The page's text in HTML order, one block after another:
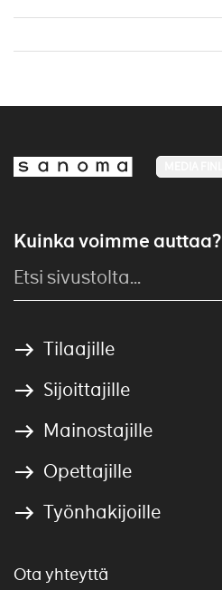
Kuinka voimme auttaa?
Tilaajille
Sijoittajille
Mainostajille
Opettajille
Työnhakijoille
Ota yhteyttä